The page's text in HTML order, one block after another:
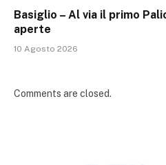
Basiglio – Al via il primo
aperte
10 Agosto 2026
Comments are closed.